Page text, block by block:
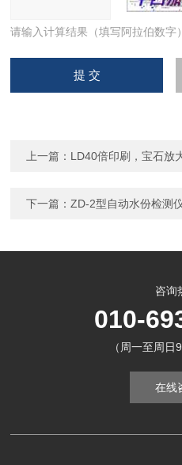
请输入计算结果（填写阿拉伯数字
上一篇： LD40倍印刷，宝石放
下一篇：ZD-2型自动水份检测
咨询
010-
（周一至周日
在线